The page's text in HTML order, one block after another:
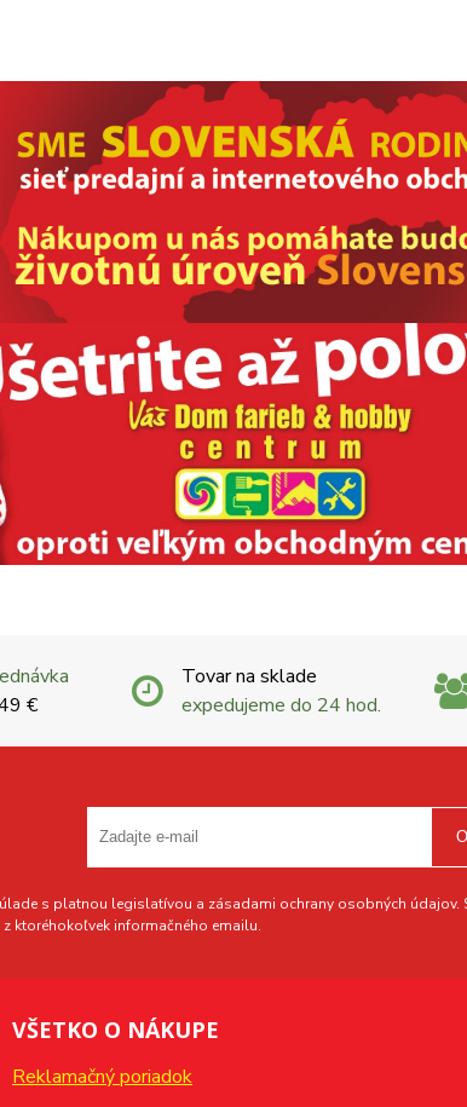
€
Tovar na sklade
expedujeme do 24 hod.
s platnou legislatívou a zásadami ochrany osobných
ktoréhokoľvek informačného emailu.
VŠETKO O NÁKUPE
Reklamačný poriadok